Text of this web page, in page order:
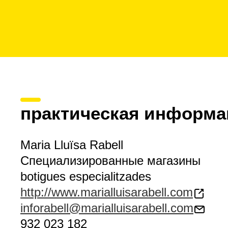
практическая
Maria Lluïsa Rabell
Специализированные магазины
botigues especialitzades
http://www.marialluisarabell.com
inforabell@marialluisarabell.com
932 023 182